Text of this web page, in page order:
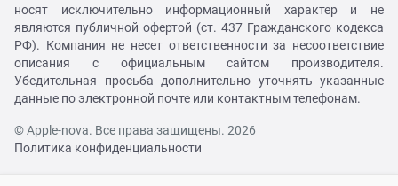
носят исключительно информационный характер и не
являются публичной офертой (ст. 437 Гражданского кодекса
РФ). Компания не несет ответственности за несоответствие
описания с официальным сайтом производителя.
Убедительная просьба дополнительно уточнять указанные
данные по электронной почте или контактным телефонам.
© Apple-nova. Все права защищены. 2026
Политика конфиденциальности